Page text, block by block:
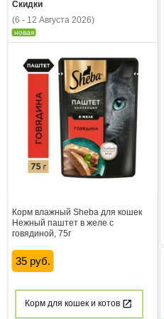
Скидки
(6 - 12 Августа 2026)
новая
Корм влажный Sheba для кошек
Нежный паштет в желе с
говядиной, 75г
35 руб.
Корм для кошек и котов